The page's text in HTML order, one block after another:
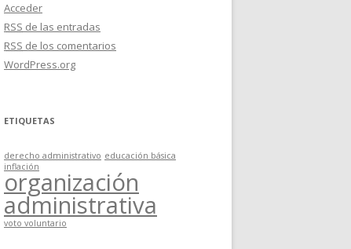
Acceder
RSS de las entradas
RSS de los comentarios
WordPress.org
ETIQUETAS
derecho administrativo educación básica
inflación
organización
administrativa
voto voluntario